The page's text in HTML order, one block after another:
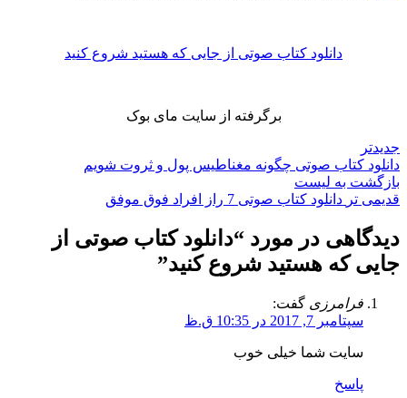
دانلود کتاب صوتی از جایی که هستید شروع کنید
برگرفته از سایت مای بوک
جدیدتر
دانلود کتاب صوتی چگونه مغناطیس پول و ثروت شویم
بازگشت به لیست
قدیمی تر دانلود کتاب صوتی 7 راز افراد فوق موفق
دیدگاهی در مورد “دانلود کتاب صوتی از
جایی که هستید شروع کنید”
فرامرزی گفت:
سپتامبر 7, 2017 در 10:35 ق.ظ
سایت شما خیلی خوب
پاسخ